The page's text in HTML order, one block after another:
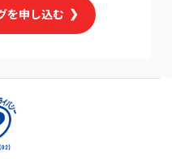
を申し込む